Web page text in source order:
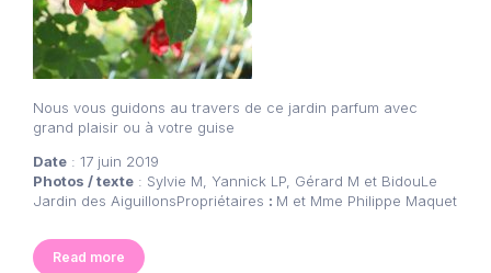
Nous vous guidons au travers de ce jardin parfum avec
grand plaisir ou à votre guise
Date : 17 juin 2019
Photos / texte : Sylvie M, Yannick LP, Gérard M et BidouLe
Jardin des AiguillonsPropriétaires : M et Mme Philippe Maquet
Read more